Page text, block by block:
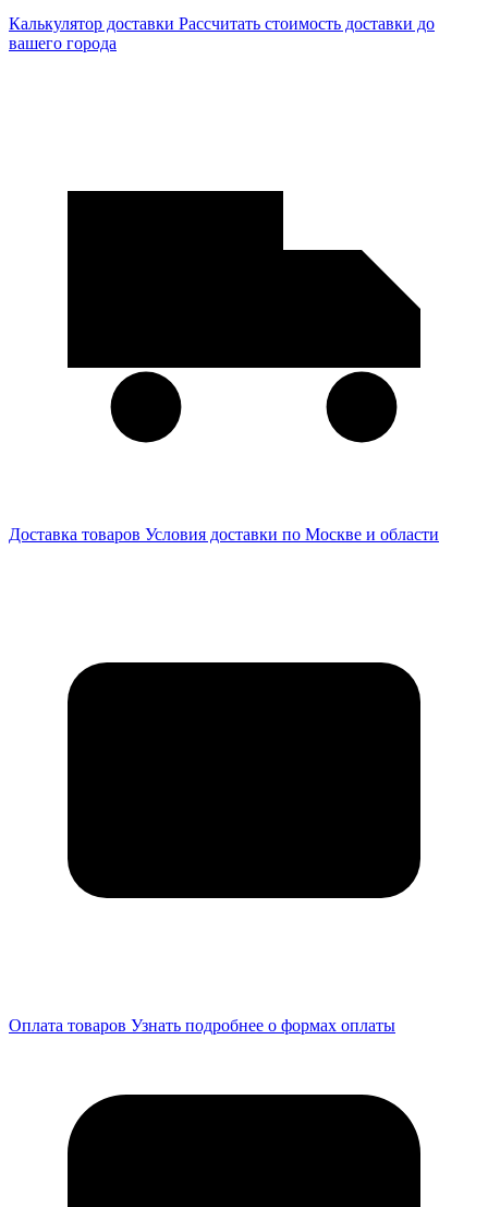
Калькулятор доставки Рассчитать стоимость доставки до
вашего города
Доставка товаров Условия доставки по Москве и области
Оплата товаров Узнать подробнее о формах оплаты